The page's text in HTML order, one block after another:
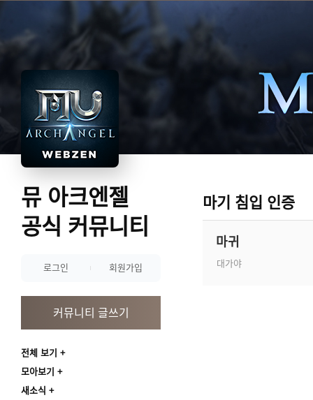
뮤 아크엔젤
공식 커뮤니티
로그인 회원가입
커뮤니티 글쓰기
전체 보기
모아보기
새소식
마기 침입 인증
마귀
대가야